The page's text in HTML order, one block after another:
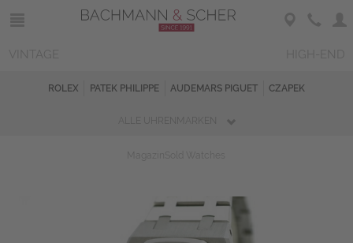
ROLEX PATEK PHILIPPE AUDEMARS PIGUET CZAPEK